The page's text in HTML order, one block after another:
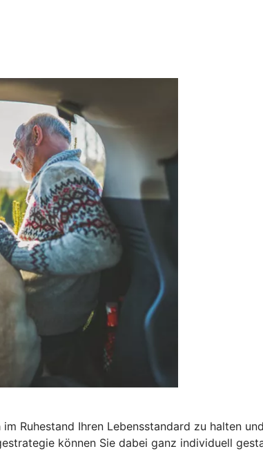
Ruhestand Ihren Lebensstandard zu halten
können Sie dabei ganz individuell